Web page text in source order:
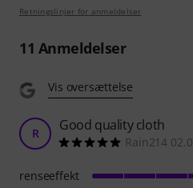
Retningslinjer for anmeldelser
11 Anmeldelser
Vis oversættelse
R Good quality cloth
Rain214
renseeffekt